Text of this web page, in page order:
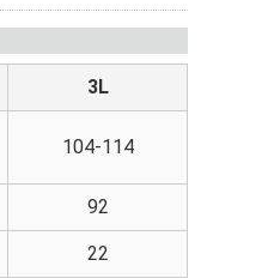
3L
104-114
92
22